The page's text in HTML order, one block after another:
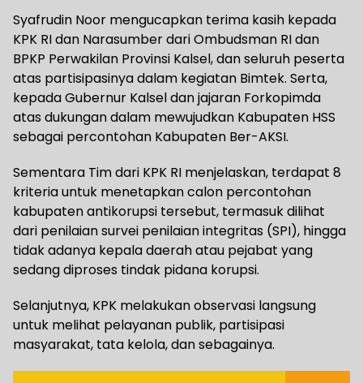
Syafrudin Noor mengucapkan terima kasih kepada
KPK RI dan Narasumber dari Ombudsman RI dan
BPKP Perwakilan Provinsi Kalsel, dan seluruh peserta
atas partisipasinya dalam kegiatan Bimtek. Serta,
kepada Gubernur Kalsel dan jajaran Forkopimda
atas dukungan dalam mewujudkan Kabupaten HSS
sebagai percontohan Kabupaten Ber-AKSI.
Sementara Tim dari KPK RI menjelaskan, terdapat 8
kriteria untuk menetapkan calon percontohan
kabupaten antikorupsi tersebut, termasuk dilihat
dari penilaian survei penilaian integritas (SPI), hingga
tidak adanya kepala daerah atau pejabat yang
sedang diproses tindak pidana korupsi.
Selanjutnya, KPK melakukan observasi langsung
untuk melihat pelayanan publik, partisipasi
masyarakat, tata kelola, dan sebagainya.